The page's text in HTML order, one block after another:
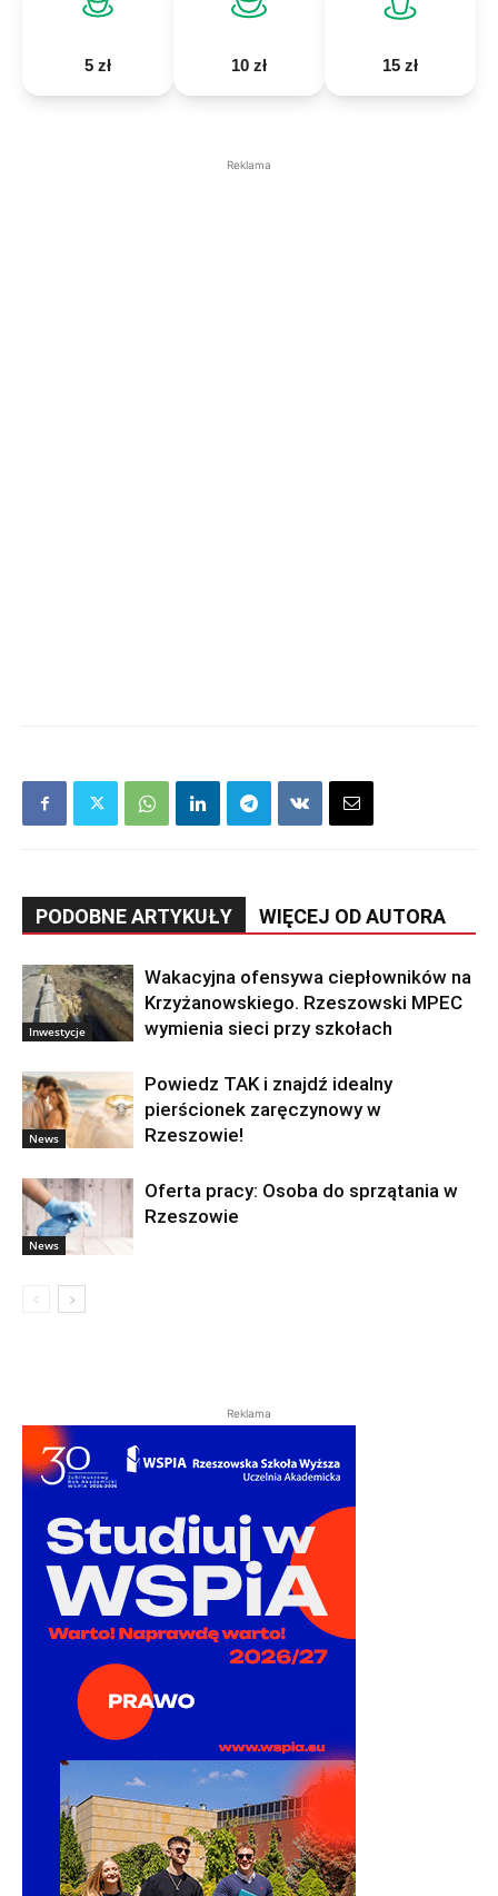
5 zł 10 zł 15 zł
Reklama
PODOBNE ARTYKUŁY WIĘCEJ OD AUTORA
Inwestycje
Wakacyjna ofensywa ciepłowników na
Krzyżanowskiego. Rzeszowski MPEC
wymienia sieci przy szkołach
News
Powiedz TAK i znajdź idealny
pierścionek zaręczynowy w
Rzeszowie!
News
Oferta pracy: Osoba do sprzątania w
Rzeszowie
Reklama